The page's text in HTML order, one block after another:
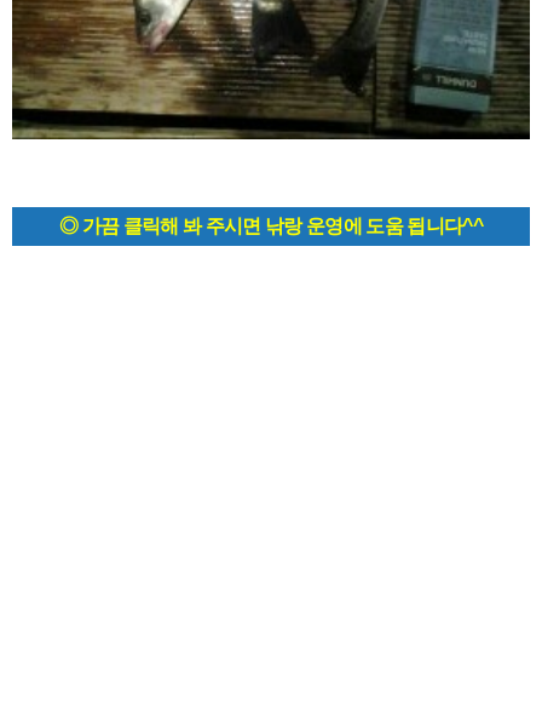
◎ 가끔 클릭해 봐 주시면 낚랑 운영에 도움 됩니다^^